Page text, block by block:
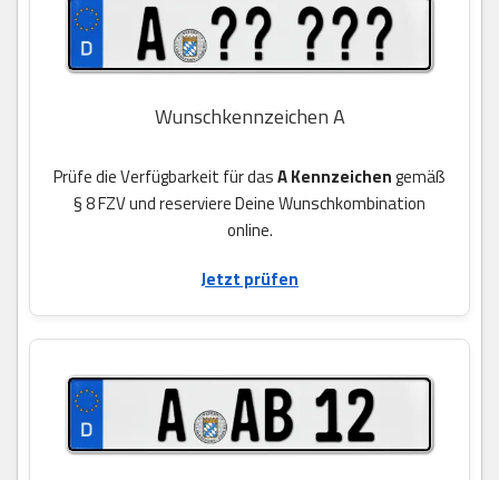
Wunschkennzeichen A
Prüfe die Verfügbarkeit für dasA Kennzeichengemäß
§ 8 FZV und reserviere Deine Wunschkombination
online.
Jetzt prüfen